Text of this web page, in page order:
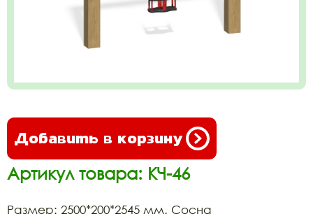
Добавить в корзину
Артикул товара: КЧ-46
Размер: 2500*200*2545 мм. Сосна